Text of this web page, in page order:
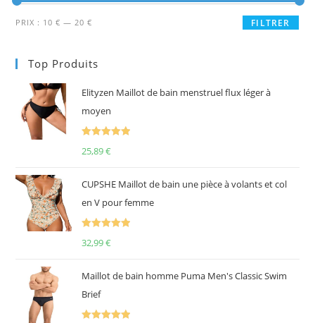
Prix
Prix
FILTRER
PRIX : 10 € — 20 €
Top Produits
Elityzen Maillot de bain menstruel flux léger à
moyen
25,89€
CUPSHE Maillot de bain une pièce à volants et col
en V pour femme
32,99€
Maillot de bain homme Puma Men's Classic Swim
Brief